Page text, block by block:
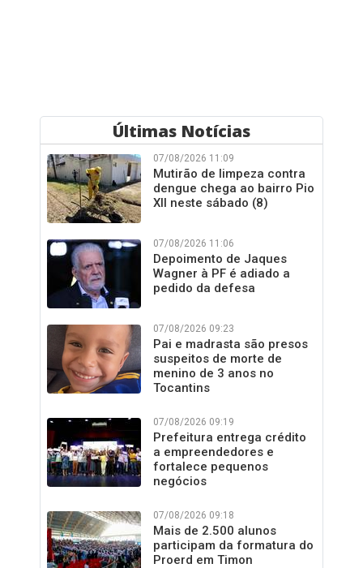
Últimas Notícias
07/08/2026 11:09
Mutirão de limpeza contra
dengue chega ao bairro Pio
XII neste sábado (8)
07/08/2026 11:06
Depoimento de Jaques
Wagner à PF é adiado a
pedido da defesa
07/08/2026 09:23
Pai e madrasta são presos
suspeitos de morte de
menino de 3 anos no
Tocantins
07/08/2026 09:19
Prefeitura entrega crédito
a empreendedores e
fortalece pequenos
negócios
07/08/2026 09:18
Mais de 2.500 alunos
participam da formatura do
Proerd em Timon